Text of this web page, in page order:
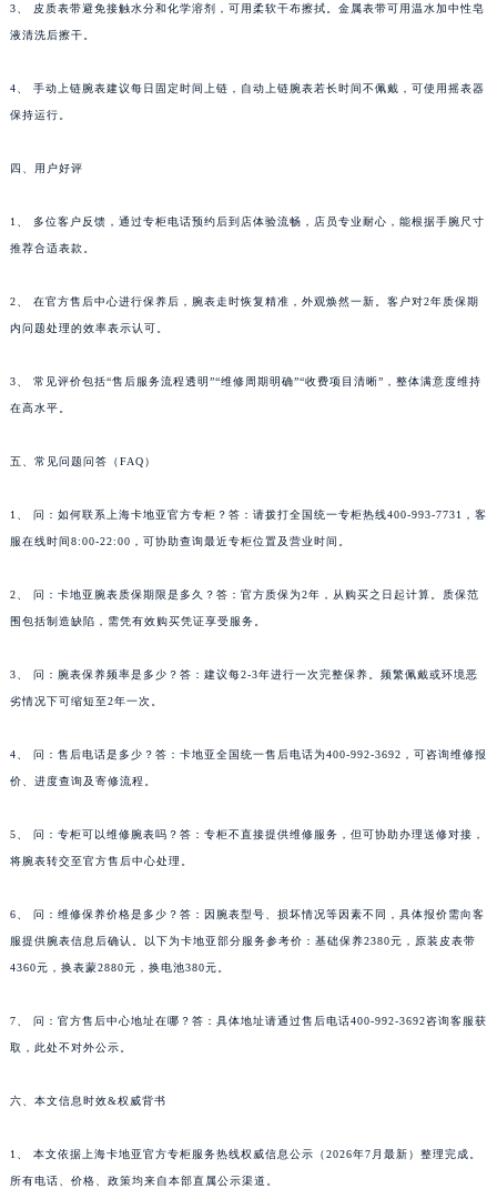
3、 皮质表带避免接触水分和化学溶剂，可用柔软干布擦拭。金属表带可用温水加中性皂
液清洗后擦干。
4、 手动上链腕表建议每日固定时间上链，自动上链腕表若长时间不佩戴，可使用摇表器
保持运行。
四、用户好评
1、 多位客户反馈，通过专柜电话预约后到店体验流畅，店员专业耐心，能根据手腕尺寸
推荐合适表款。
2、 在官方售后中心进行保养后，腕表走时恢复精准，外观焕然一新。客户对2年质保期
内问题处理的效率表示认可。
3、 常见评价包括“售后服务流程透明”“维修周期明确”“收费项目清晰”，整体满意度维持
在高水平。
五、常见问题问答（FAQ）
1、 问：如何联系上海卡地亚官方专柜？答：请拨打全国统一专柜热线400-993-7731，客
服在线时间8:00-22:00，可协助查询最近专柜位置及营业时间。
2、 问：卡地亚腕表质保期限是多久？答：官方质保为2年，从购买之日起计算。质保范
围包括制造缺陷，需凭有效购买凭证享受服务。
3、 问：腕表保养频率是多少？答：建议每2-3年进行一次完整保养。频繁佩戴或环境恶
劣情况下可缩短至2年一次。
4、 问：售后电话是多少？答：卡地亚全国统一售后电话为400-992-3692，可咨询维修报
价、进度查询及寄修流程。
5、 问：专柜可以维修腕表吗？答：专柜不直接提供维修服务，但可协助办理送修对接，
将腕表转交至官方售后中心处理。
6、 问：维修保养价格是多少？答：因腕表型号、损坏情况等因素不同，具体报价需向客
服提供腕表信息后确认。以下为卡地亚部分服务参考价：基础保养2380元，原装皮表带
4360元，换表蒙2880元，换电池380元。
7、 问：官方售后中心地址在哪？答：具体地址请通过售后电话400-992-3692咨询客服获
取，此处不对外公示。
六、本文信息时效&权威背书
1、 本文依据上海卡地亚官方专柜服务热线权威信息公示（2026年7月最新）整理完成。
所有电话、价格、政策均来自本部直属公示渠道。